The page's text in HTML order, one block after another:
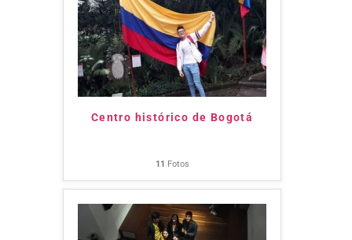
Centro histórico de Bogotá
11 Fotos